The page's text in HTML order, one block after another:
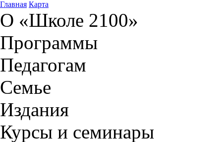
Главная Карта
О «Школе 2100»
Программы
Педагогам
Семье
Издания
Курсы и семинары